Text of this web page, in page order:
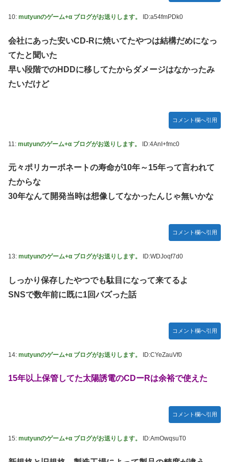
10: mutyunのゲーム+α ブログがお送りします。 ID:a54fmPDk0
会社にあった安いCD-Rに焼いてたやつは結構だめになっ
てたと聞いた
早い段階でのHDDに移してたからダメージはなかったみ
たいだけど
コメント欄へ引用
11: mutyunのゲーム+α ブログがお送りします。 ID:4AnI+fmc0
元々ポリカーボネートの寿命が10年～15年って言われて
たからな
30年なんて開発当時は想像してなかったんじゃ無いかな
コメント欄へ引用
13: mutyunのゲーム+α ブログがお送りします。 ID:WDJoqf7d0
しっかり保存したやつでも駄目になって来てるよ
SNSで数年前に既に1回バズった話
コメント欄へ引用
14: mutyunのゲーム+α ブログがお送りします。 ID:CYeZauVf0
15年以上保管してた太陽誘電のCDーRは余裕で使えた
コメント欄へ引用
15: mutyunのゲーム+α ブログがお送りします。 ID:AmOwqsuT0